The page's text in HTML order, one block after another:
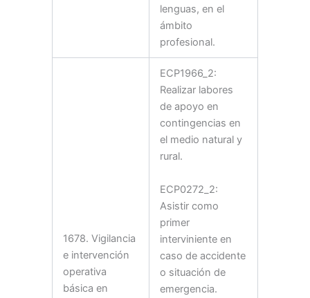
lenguas, en el
ámbito
profesional.
1678. Vigilancia
e intervención
operativa
básica en
ECP1966_2:
Realizar labores
de apoyo en
contingencias en
el medio natural y
rural.
ECP0272_2:
Asistir como
primer
interviniente en
caso de accidente
o situación de
emergencia.